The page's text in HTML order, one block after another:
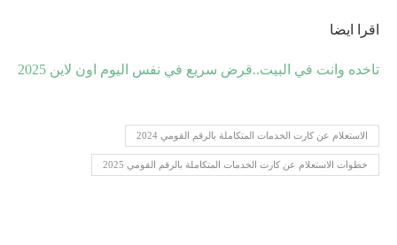
اقرا ايضا
تاخده وانت في البيت..قرض سريع في نفس اليوم اون لاين 2025
الاستعلام عن كارت الخدمات المتكاملة بالرقم القومي 2024
خطوات الاستعلام عن كارت الخدمات المتكاملة بالرقم القومي 2025